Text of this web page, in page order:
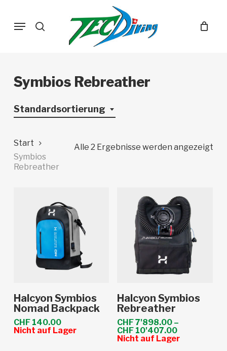
search
Menu
Symbios Rebreather
Standardsortierung
Alle 2 Ergebnisse werden angezeigt
Start
Symbios
Rebreather
Weiterlesen
Halcyon Symbios
Nomad Backpack
CHF140.00
Nicht auf Lager
Ausführung
wählen
Produkt
weist
mehrere
Halcyon Symbios
Rebreather
CHF7'898.00 –
CHF 10'407.00
CHF
Nicht auf Lager